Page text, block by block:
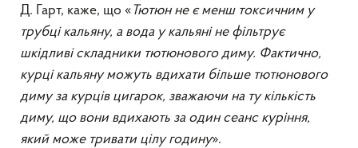
Д. Гарт, каже, що «Тютюн не є менш токсичним у
трубці кальяну, а вода у кальяні не фільтрує
шкідливі складники тютюнового диму. Фактично,
курці кальяну можуть вдихати більше тютюнового
диму за курців цигарок, зважаючи на ту кількість
диму, що вони вдихають за один сеанс куріння,
який може тривати цілу годину».